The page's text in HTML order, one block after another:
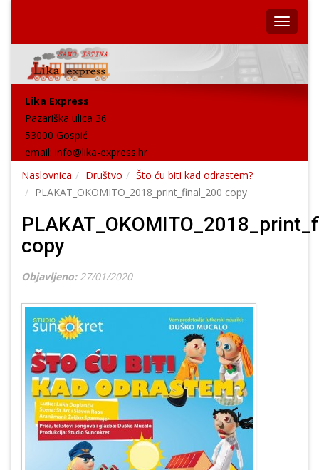
Lika Express
Pazariška ulica 36
53000 Gospić
email: info@lika-express.hr
Naslovnica
Društvo
Što ću biti kad odrastem?
PLAKAT_OKOMITO_2018_print_final_200 copy
copy
Objavljeno: 27/01/2020